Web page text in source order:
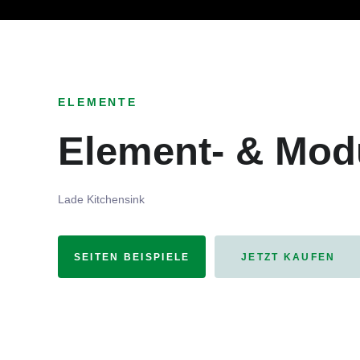
ELEMENTE
Element- &
Lade Kitchensink
SEITEN BEISPIELE JETZT KAUFEN